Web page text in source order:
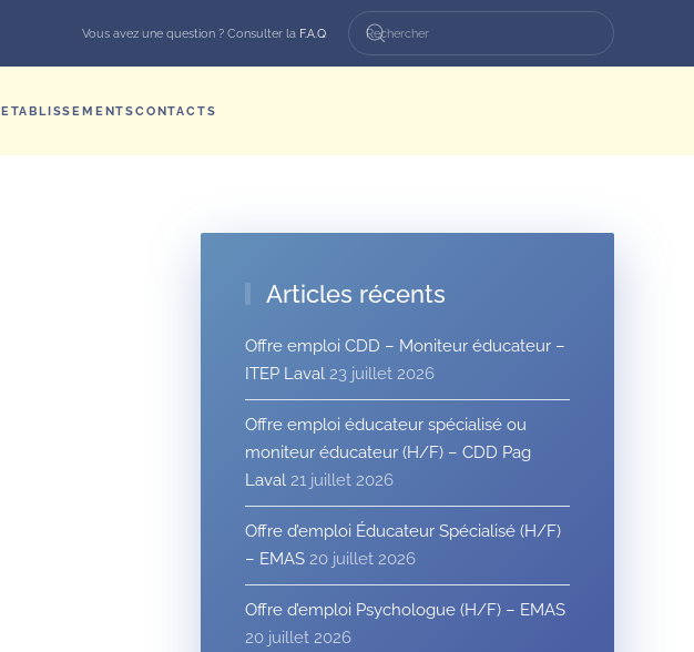
Vous avez une question ? Consulter la F.A.Q
ETABLISSEMENTSCONTACTS
Articles récents
Offre emploi CDD – Moniteur éducateur –
ITEP Laval 23 juillet 2026
Offre emploi éducateur spécialisé ou
moniteur éducateur (H/F) – CDD Pag
Laval 21 juillet 2026
Offre d’emploi Éducateur Spécialisé (H/F)
– EMAS 20 juillet 2026
Offre d’emploi Psychologue (H/F) – EMAS
20 juillet 2026